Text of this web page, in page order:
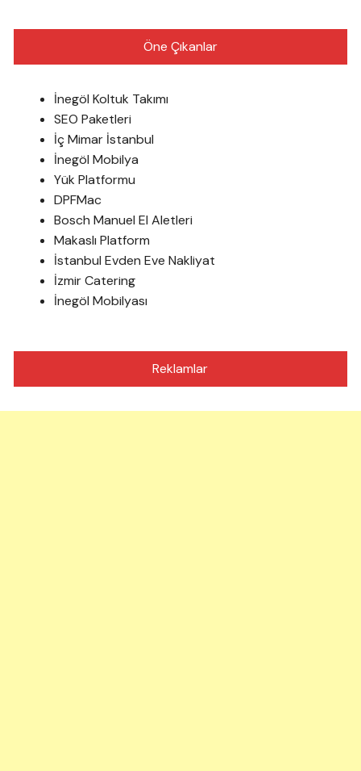
Öne Çıkanlar
İnegöl Koltuk Takımı
SEO Paketleri
İç Mimar İstanbul
İnegöl Mobilya
Yük Platformu
DPFMac
Bosch Manuel El Aletleri
Makaslı Platform
İstanbul Evden Eve Nakliyat
İzmir Catering
İnegöl Mobilyası
Reklamlar